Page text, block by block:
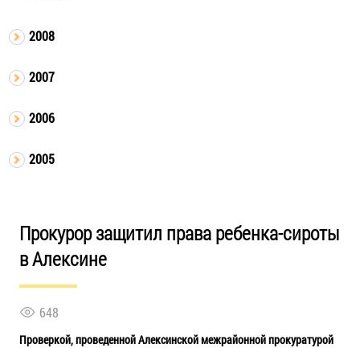
2008
2007
2006
2005
Прокурор защитил права ребенка-сироты
в Алексине
648
Проверкой, проведенной Алексинской межрайонной прокуратурой